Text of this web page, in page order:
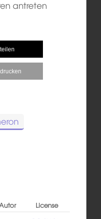
antreten
teilen
drucken
License